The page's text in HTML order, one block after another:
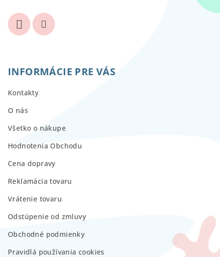
INFORMÁCIE PRE VÁS
Kontakty
O nás
Všetko o nákupe
Hodnotenia Obchodu
Cena dopravy
Reklamácia tovaru
Vrátenie tovaru
Odstúpenie od zmluvy
Obchodné podmienky
Pravidlá používania cookies